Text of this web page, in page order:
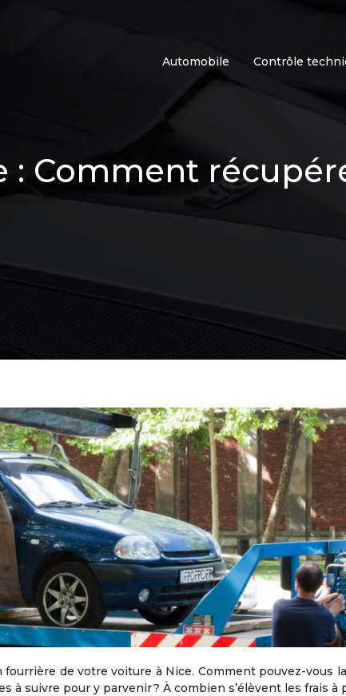
Automobile Contrôle
: Comment
de votre voiture à Nice. Comment pouvez-vous
à suivre pour y parvenir ? À combien s’élèvent les frais à